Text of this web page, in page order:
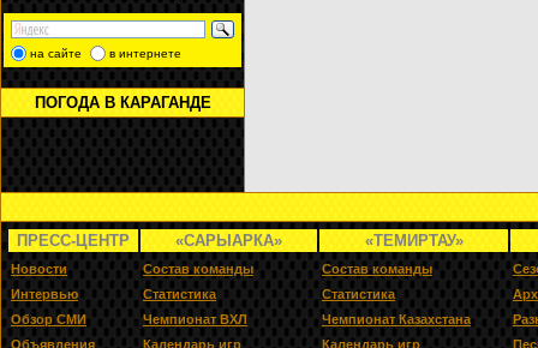
на сайте в интернете
ПОГОДА В КАРАГАНДЕ
ПРЕСС-ЦЕНТР «САРЫАРКА» «ТЕМИРТАУ»
Новости Состав команды Состав команды
Интервью
Статистика Статистика
Обзор СМИ
Чемпионат ВХЛ Чемпионат Казахстана
Объявления
Календарь игр Календарь игр